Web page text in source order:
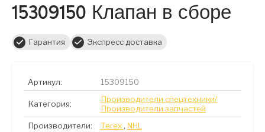
15309150 Клапан в сборе
Гарантия Экспресс доставка
Артикул: 15309150
Категория:
Производители спецтехники/
Производители запчастей
Производители:
Terex , NHL